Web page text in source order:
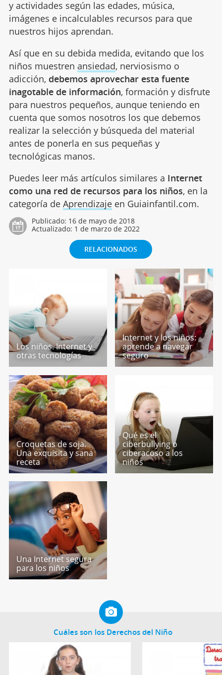
y actividades según las edades, música,
imágenes e incalculables recursos para que
nuestros hijos aprendan.
Así que en su debida medida, evitando que los
niños muestren ansiedad, nerviosismo o
adicción, debemos aprovechar esta fuente
inagotable de información, formación y disfrute
para nuestros pequeños, aunque teniendo en
cuenta que somos nosotros los que debemos
realizar la selección y búsqueda del material
antes de ponerla en sus pequeñas y
tecnológicas manos.
Puedes leer más artículos similares a Internet
como una red de recursos para los niños, en la
categoría de Aprendizajeen Guiainfantil.com.
Publicado: 16 de mayo de 2018
Actualizado: 1 de marzo de 2022
RELACIONADOS
Los niños. Internet y
otras tecnologías
Internet y los niños:
aprende a navegar
seguro
Croquetas de soja.
Una exquisita y sana
receta
Qué es el
ciberbullying o
ciberacoso a los
niños
Una Internet segura
para los niños
Cuáles son los Derechos del Niño